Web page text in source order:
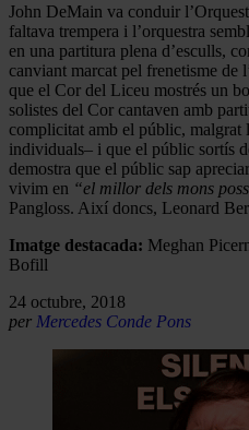
John DeMain va conduir
faltava trempera i l’orquestra
en una partitura plena d’esculls,
canviant marcat pel frenetisme
que el Cor del Liceu mostrés un
solistes del Cor cantaven amb
complicitat amb el públic, malgrat
individuals– i que el públic sortís
demostra que el públic sap
vivim en “el millor dels mons
Pangloss. Així doncs, Leonard
Imatge destacada: Meghan
Bofill
24 octubre, 2018
per Mercedes Conde Pons